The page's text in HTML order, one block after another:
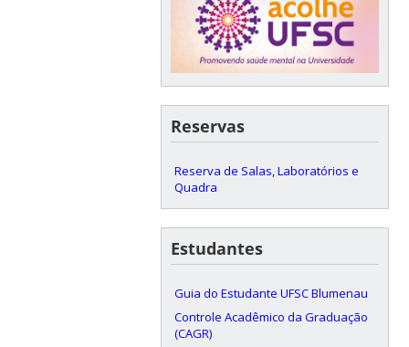
Reservas
Reserva de Salas, Laboratórios e
Quadra
Estudantes
Guia do Estudante UFSC Blumenau
Controle Acadêmico da Graduação
(CAGR)